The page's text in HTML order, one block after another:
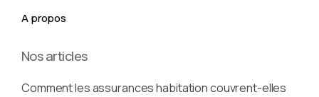
A propos
Nos articles
Comment les assurances habitation couvrent-elles